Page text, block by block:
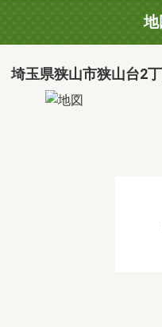
地
埼玉県狭山市狭山台2